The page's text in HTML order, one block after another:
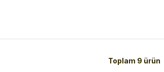
Toplam 9 ürün